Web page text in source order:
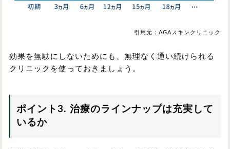
引用元：AGAスキンクリニック
効果を無駄にしないためにも、無理なく通い続けられる
クリニックを使っておきましょう。
ポイント3. 治療のラインナップは充実して
いるか